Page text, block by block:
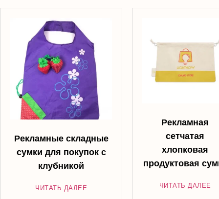
Рекламные складные
сумки для покупок с
клубникой
ЧИТАТЬ ДАЛЕЕ
Рекламная
сетчатая
хлопковая
продуктовая
ЧИТАТЬ ДАЛЕЕ